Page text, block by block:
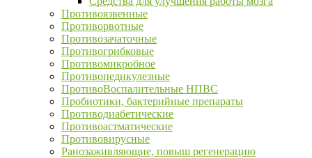
Противоязвенные
Противорвотные
Противозачаточные
Противогрибковые
Противомикробное
Противопедикулезные
ПротивоВоспалительные НПВС
Пробиотики, бактерийные препараты
Противодиабетические
Противоастматические
Противовирусные
Ранозаживляющие, повыш регенерацию